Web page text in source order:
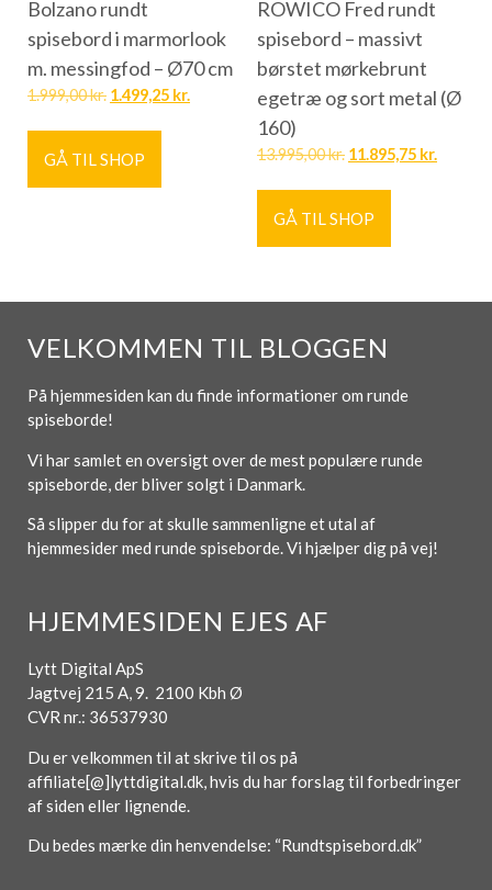
Bolzano rundt
spisebord i marmorlook
m. messingfod – Ø70 cm
1.999,00kr. 1.499,25 kr.
GÅ TIL SHOP
ROWICO Fred rundt
spisebord – massivt
børstet mørkebrunt
egetræ og sort metal (Ø
160)
13.995,00kr. 11.895,75 kr.
GÅ TIL SHOP
VELKOMMEN TIL BLOGGEN
På hjemmesiden kan du finde informationer om runde
spiseborde!
Vi har samlet en oversigt over de mest populære runde
spiseborde, der bliver solgt i Danmark.
Så slipper du for at skulle sammenligne et utal af
hjemmesider med runde spiseborde. Vi hjælper dig på vej!
HJEMMESIDEN EJES AF
Lytt Digital ApS
Jagtvej 215 A, 9. 2100 Kbh Ø
CVR nr.: 36537930
Du er velkommen til at skrive til os på
affiliate[@]lyttdigital.dk, hvis du har forslag til forbedringer
af siden eller lignende.
Du bedes mærke din henvendelse: “Rundtspisebord.dk”